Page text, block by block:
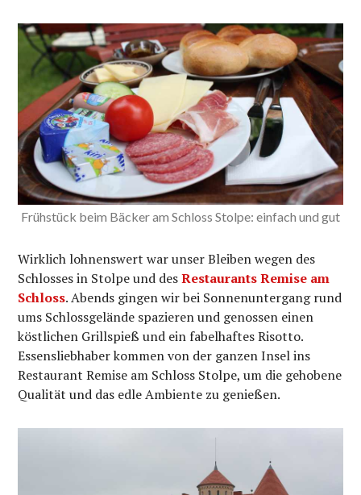
Frühstück beim Bäcker am Schloss Stolpe: einfach und gut
Wirklich lohnenswert war unser Bleiben wegen des
Schlosses in Stolpe und desRestaurants Remise am
Schloss. Abends gingen wir bei Sonnenuntergang rund
ums Schlossgelände spazieren und genossen einen
köstlichen Grillspieß und ein fabelhaftes Risotto.
Essensliebhaber kommen von der ganzen Insel ins
Restaurant Remise am Schloss Stolpe, um die gehobene
Qualität und das edle Ambiente zu genießen.